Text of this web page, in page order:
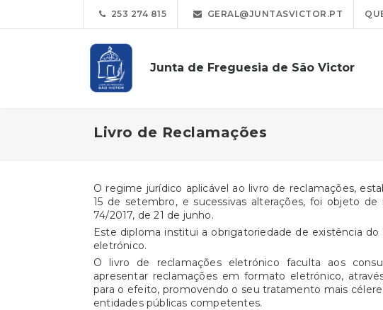
253 274 815 GERAL@JUNTASVICTOR.PT
Junta de Freguesia de São Victor
Livro de Reclamações
O regime jurídico aplicável ao livro de reclamações,
15 de setembro, e sucessivas alterações, foi objeto
74/2017, de 21 de junho.
Este diploma institui a obrigatoriedade de existência
eletrónico.
O livro de reclamações eletrónico faculta aos
apresentar reclamações em formato eletrónico,
para o efeito, promovendo o seu tratamento mais
entidades públicas competentes.